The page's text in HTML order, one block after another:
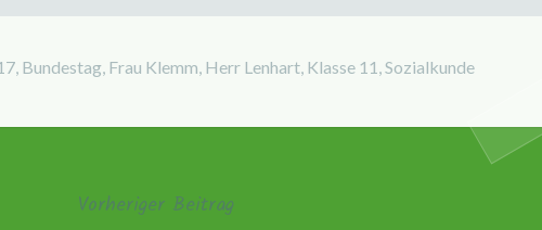
, Bundestag, Frau Klemm, Herr Lenhart, Klasse 11 ,Sozialkunde
Vorheriger Beitrag